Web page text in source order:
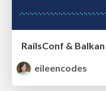
eileencodes